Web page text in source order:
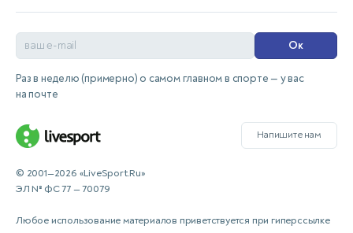
Ок
Раз в неделю (примерно) о самом главном в спорте — у вас
на почте
Напишите нам
© 2001—2026 «LiveSport.Ru»
ЭЛ № ФС 77 — 70079
Любое использование материалов приветствуется при гиперссылке